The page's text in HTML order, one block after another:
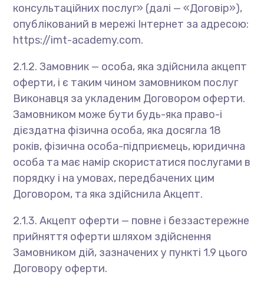
консультаційних послуг» (далі — «Договір»),
опублікований в мережі Інтернет за адресою:
https://imt-academy.com.
2.1.2. Замовник — особа, яка здійснила акцепт
оферти, і є таким чином замовником послуг
Виконавця за укладеним Договором оферти.
Замовником може бути будь-яка право-і
дієздатна фізична особа, яка досягла 18
років, фізична особа-підприємець, юридична
особа та має намір скористатися послугами в
порядку і на умовах, передбачених цим
Договором, та яка здійснила Акцепт.
2.1.3. Акцепт оферти — повне і беззастережне
прийняття оферти шляхом здійснення
Замовником дій, зазначених у пункті 1.9 цього
Договору оферти.